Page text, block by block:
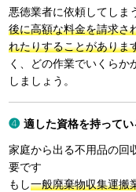
悪徳業者に依頼してしま
後に高額な料金を請求さ
れたりすることがありま
く、どの作業でいくらか
しましょう。
適した資格を持ってい
家庭から出る不用品の回
要です
もし一般廃棄物収集運搬